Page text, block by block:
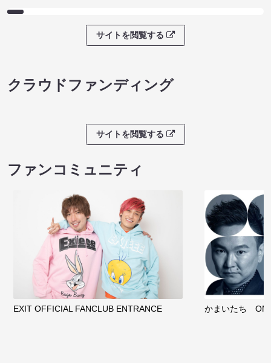
サイトを閲覧する
クラウドファンディング
サイトを閲覧する
ファンコミュニティ
EXIT OFFICIAL FANCLUB ENTRANCE かまいたち